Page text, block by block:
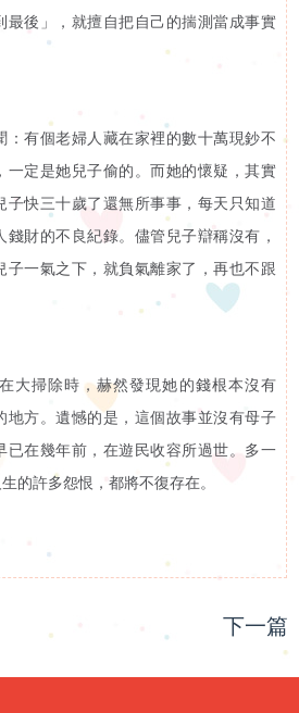
最後」，就擅自把自己的揣測當成事實
：有個老婦人藏在家裡的數十萬現鈔不
一定是她兒子偷的。而她的懷疑，其實
子快三十歲了還無所事事，每天只知道
財的不良紀錄。儘管兒子辯稱沒有，
子一氣之下，就負氣離家了，再也不跟
大掃除時，赫然發現她的錢根本沒有
地方。遺憾的是，這個故事並沒有母子
已在幾年前，在遊民收容所過世。多一
的許多怨恨，都將不復存在。
下一篇